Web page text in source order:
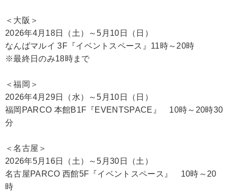
＜大阪＞
2026年4月18日（土）～5月10日（日）
なんばマルイ 3F『イベントスペース』11時～20時
※最終日のみ18時まで
＜福岡＞
2026年4月29日（水）～5月10日（日）
福岡PARCO 本館B1F『EVENTSPACE』 10時～20時30
分
＜名古屋＞
2026年5月16日（土）～5月30日（土）
名古屋PARCO 西館5F『イベントスペース』 10時～20
時